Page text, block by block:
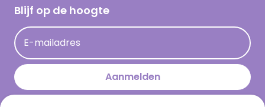
Hallmark Kaartclub
Acties
Persberichten
Hallmark en Kinderpostzegels
Kaartinspiratie
Blijf op de hoogte
E-mailadres
Aanmelden